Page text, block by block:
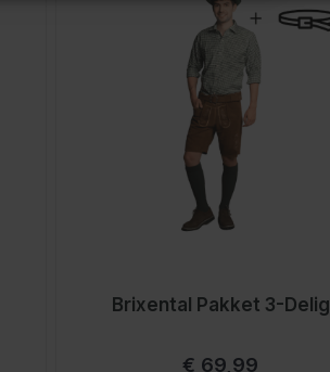
Brixental Pakket 3-Delig
Vanaf
€ 69,99